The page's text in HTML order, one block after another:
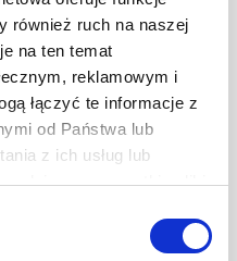
również ruch na naszej
na ten temat
reklamowym i
łączyć te informacje z
od Państwa lub
z ich usług lub
na wszystkie pliki
tylko na naszej